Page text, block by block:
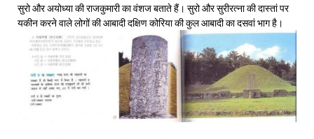
सुरो और अयोध्या की राजकुमारी का वंशज बताते हैं। सुरो और सुरीरत्ना की दास्तां पर
यकीन करने वाले लोगों की आबादी दक्षिण कोरिया की कुल आबादी का दसवां भाग है।